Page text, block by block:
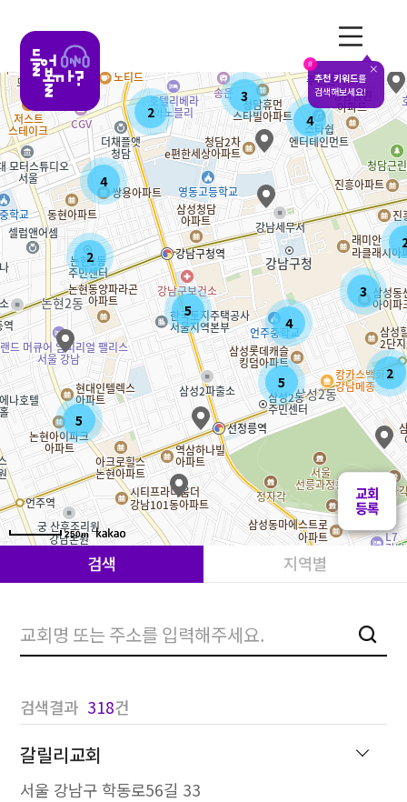
#
추천 키워드를
검색해보세요!
5
5
4
4
3
5
3
2
2
4
2
250m
검색 지역별
검색결과 318건
갈릴리교회
서울 강남구 학동로56길 33